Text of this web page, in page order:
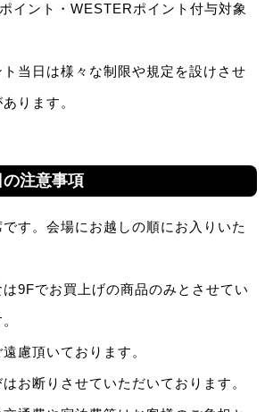
イント・WESTERポイント付与対象
ト当日は様々な制限や規定を設けさせ
ります。
注意事項
です。会場にお越しの順にお入りいた
は9Fでお買上げの商品のみとさせてい
慮頂いております。
お断りさせていただいております。